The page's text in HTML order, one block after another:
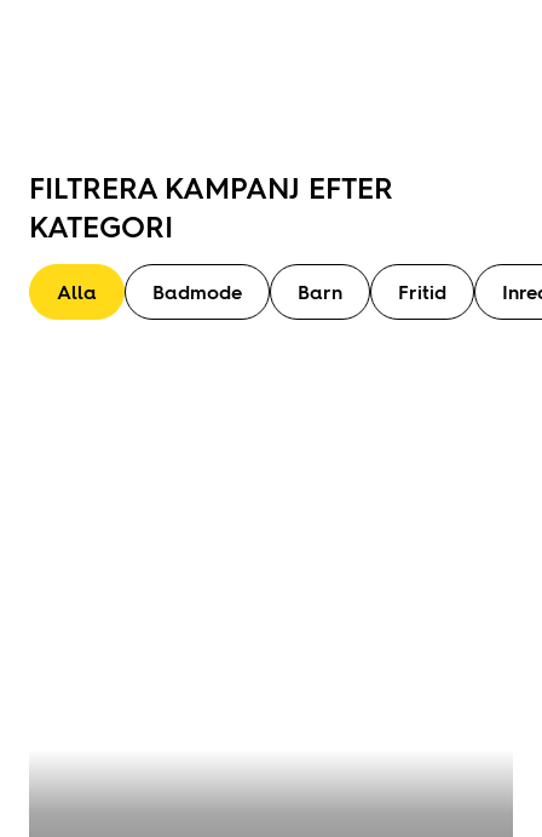
FILTRERA KAMPANJ EFTER
KATEGORI
Alla Badmode Barn Fritid